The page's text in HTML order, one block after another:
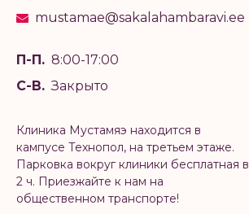
mustamae@sakalahambaravi.ee
П-П. 8:00-17:00
С-В. Закрыто
Клиника Мустамяэ находится в
кампусе Технопол, на третьем этаже.
Парковка вокруг клиники бесплатная в
2 ч. Приезжайте к нам на
общественном транспорте!